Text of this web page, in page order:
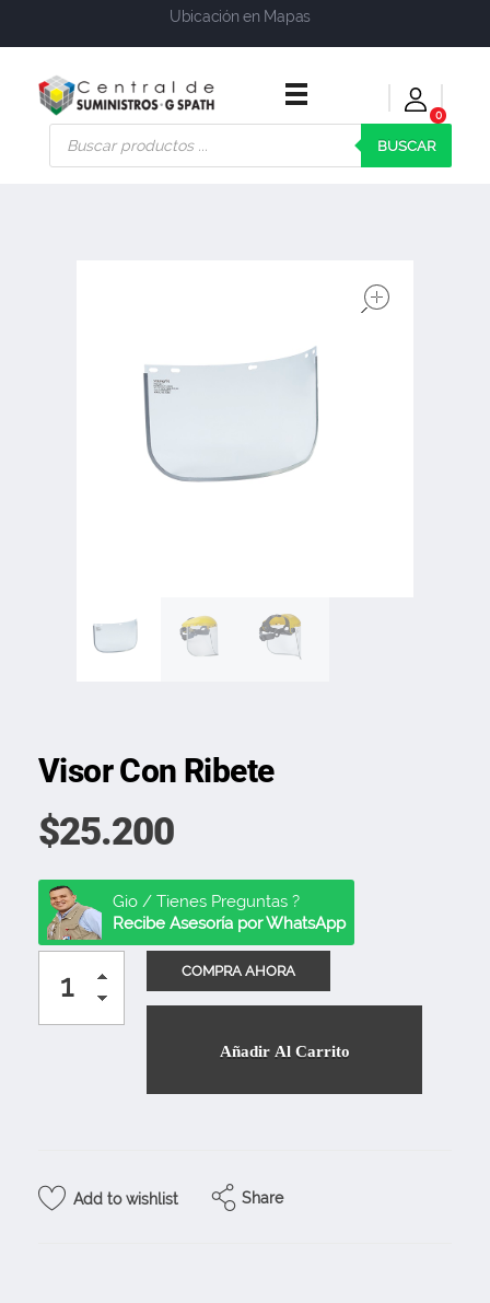
Ubicación en Mapas
Central de Suministros Gspath
Suministros y soluciones integrales para su empresa o negocio
0
BUSCAR
Visor Con Ribete
$25.200
Gio / Tienes Preguntas ?
Recibe Asesoría por WhatsApp
Añadir Al Carrito
Add to wishlist Share